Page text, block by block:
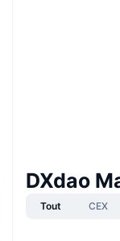
DXdao
Tout CEX